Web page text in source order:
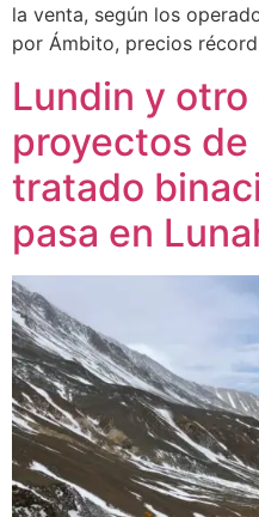
la venta, según los
por Ámbito, precios
Lundin y otro
proyectos
tratado
pasa en